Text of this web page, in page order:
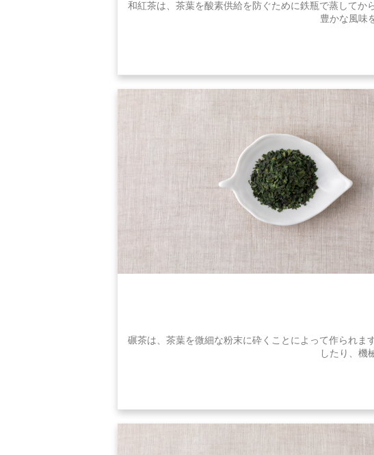
和紅茶は、茶葉を酸素供給を防ぐために鉄瓶で蒸してか
豊かな風味
碾茶は、茶葉を微細な粉末に砕くことによって作られ
したり、機